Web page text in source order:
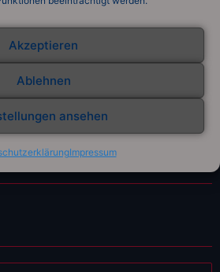
Akzeptieren
Ablehnen
ansehen
Impressum
um Marketing-Cookies zu
aktivieren